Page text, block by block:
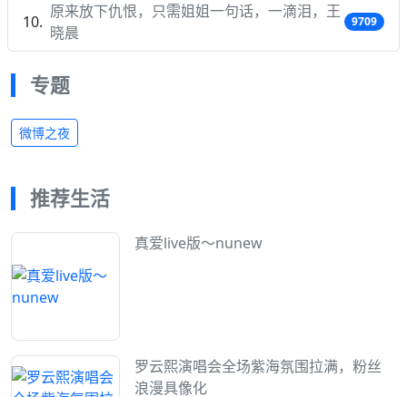
原来放下仇恨，只需姐姐一句话，一滴泪，王
晓晨
9709
专题
微博之夜
推荐生活
真爱live版～nunew
罗云熙演唱会全场紫海氛围拉满，粉丝
浪漫具像化